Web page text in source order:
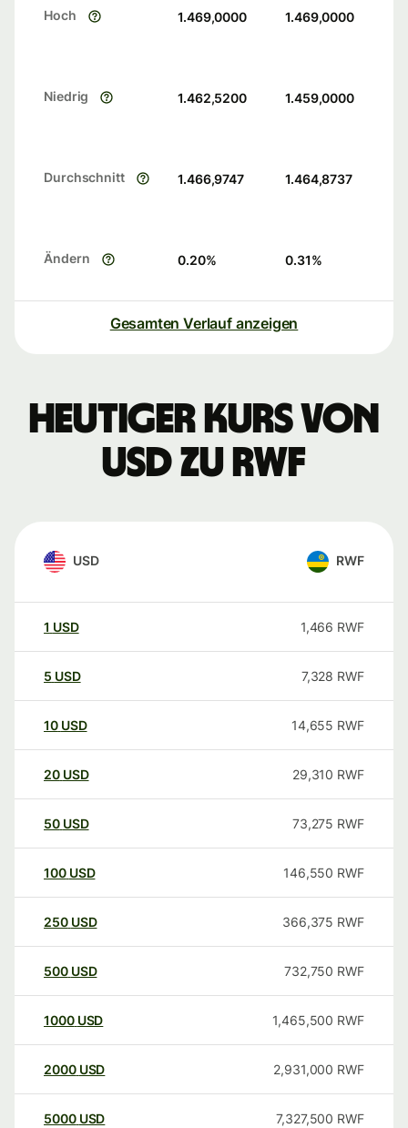
Hoch 1.469,0000 1.469,0000
Niedrig 1.462,5200 1.459,0000
Durchschnitt 1.466,9747 1.464,8737
Ändern 0.20% 0.31%
Gesamten Verlauf anzeigen
Heutiger Kurs von
USD zu RWF
USD RWF
1 USD 1,466 RWF
5 USD 7,328 RWF
10 USD 14,655 RWF
20 USD 29,310 RWF
50 USD 73,275 RWF
100 USD 146,550 RWF
250 USD 366,375 RWF
500 USD 732,750 RWF
1000 USD 1,465,500 RWF
2000 USD 2,931,000 RWF
5000 USD 7,327,500 RWF